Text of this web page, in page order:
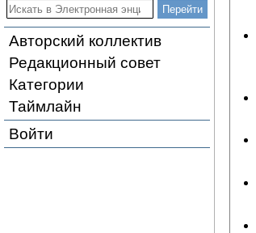
Авторский коллектив
Редакционный совет
Категории
Таймлайн
Войти